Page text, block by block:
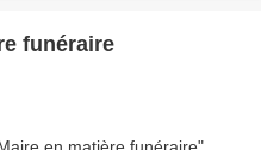
funéraire